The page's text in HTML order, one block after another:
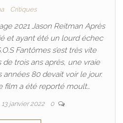
Critiques
2021 Jason Reitman Après
et ayant été un lourd échec
Fantômes s’est très vite
trois ans après, une vraie
années 80 devait voir le jour.
film a été reporté moult…
13 janvier 2022 0